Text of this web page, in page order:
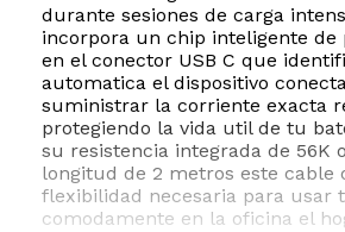
durante sesiones de carga
incorpora un chip inteligente de
en el conector USB C que
automatica el dispositivo
suministrar la corriente exacta
protegiendo la vida util de tu
su resistencia integrada de 56K
longitud de 2 metros este cable
flexibilidad necesaria para usar
comodamente en la oficina el